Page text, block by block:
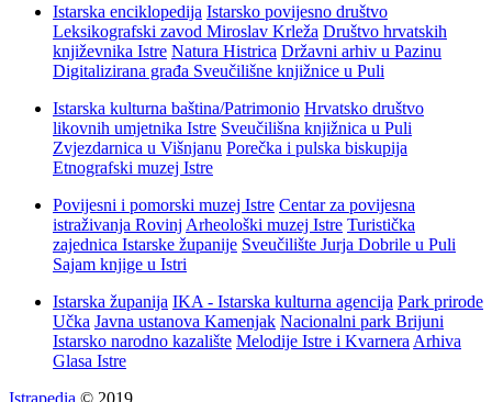
Istarska enciklopedija Istarsko povijesno društvo
Leksikografski zavod Miroslav Krleža Društvo hrvatskih
književnika Istre Natura Histrica Državni arhiv u Pazinu
Digitalizirana građa Sveučilišne knjižnice u Puli
Istarska kulturna baština/Patrimonio Hrvatsko društvo
likovnih umjetnika Istre Sveučilišna knjižnica u Puli
Zvjezdarnica u Višnjanu Porečka i pulska biskupija
Etnografski muzej Istre
Povijesni i pomorski muzej Istre Centar za povijesna
istraživanja Rovinj Arheološki muzej Istre Turistička
zajednica Istarske županije Sveučilište Jurja Dobrile u Puli
Sajam knjige u Istri
Istarska županija IKA - Istarska kulturna agencija Park prirode
Učka Javna ustanova Kamenjak Nacionalni park Brijuni
Istarsko narodno kazalište Melodije Istre i Kvarnera Arhiva
Glasa Istre
Istrapedia © 2019